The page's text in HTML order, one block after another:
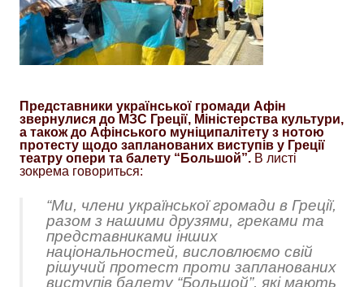
Представники української громади Афін
звернулися до МЗС Греції, Міністерства культури,
а також до Афінського муніципалітету з нотою
протесту щодо запланованих виступів у Греції
театру опери та балету “Большой”. В листі
зокрема говориться:
“Ми, члени української громади в Греції,
разом з нашими друзями, греками та
представниками інших
національностей, висловлюємо свій
рішучий протест проти запланованих
виступів балету “Большой”, які мають